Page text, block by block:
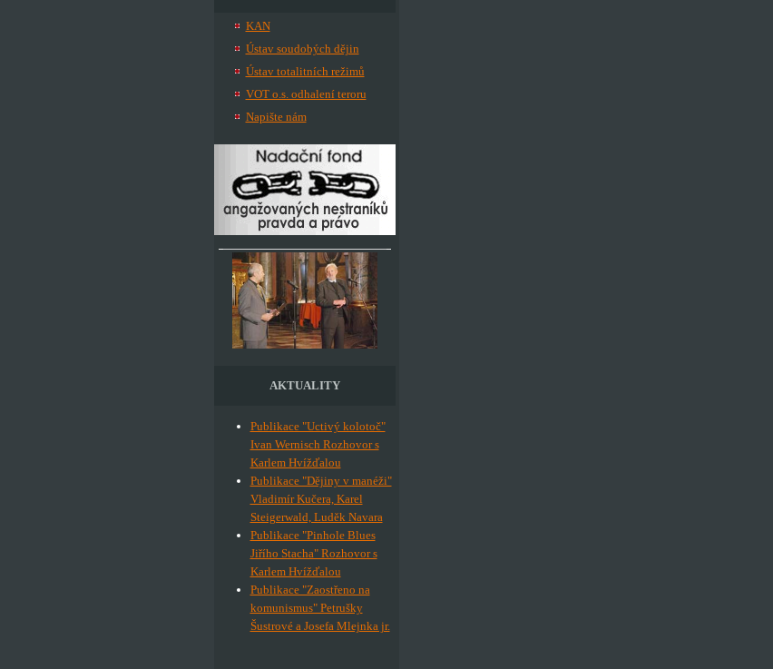
KAN
Ústav soudobých dějin
Ústav totalitních režimů
VOT o.s. odhalení teroru
Napište nám
AKTUALITY
Publikace "Uctivý kolotoč"
Ivan Wernisch Rozhovor s
Karlem Hvížďalou
Publikace "Dějiny v manéži"
Vladimír Kučera, Karel
Steigerwald, Luděk Navara
Publikace "Pinhole Blues
Jiřího Stacha" Rozhovor s
Karlem Hvížďalou
Publikace "Zaostřeno na
komunismus" Petrušky
Šustrové a Josefa Mlejnka jr.